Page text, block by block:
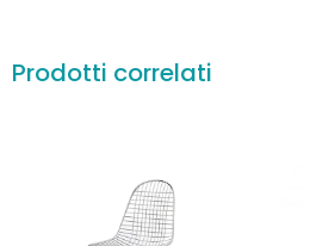
Prodotti correlati